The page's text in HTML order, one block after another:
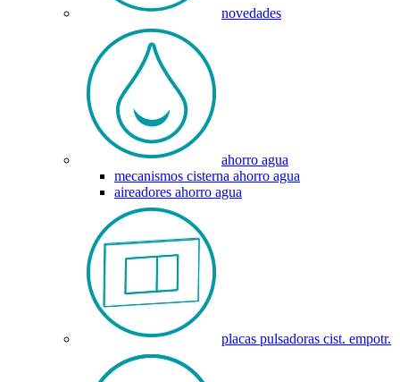
novedades
ahorro agua
mecanismos cisterna ahorro agua
aireadores ahorro agua
placas pulsadoras cist. empotr.